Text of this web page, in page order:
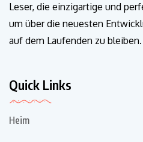
Leser, die einzigartige und
um über die neuesten
auf dem Laufenden zu bleiben.
Quick Links
Heim